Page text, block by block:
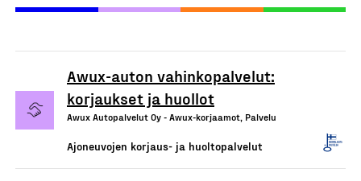
Awux-auton vahinkopalvelut:
korjaukset ja huollot
Awux Autopalvelut Oy - Awux-korjaamot, Palvelu
Ajoneuvojen korjaus- ja huoltopalvelut